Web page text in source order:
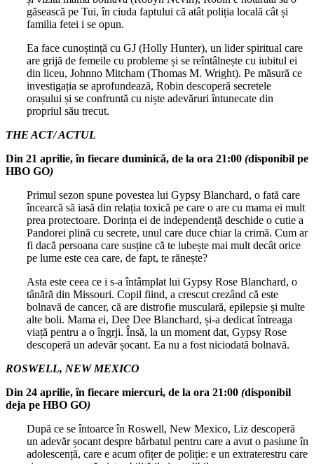
găsească pe Tui, în ciuda faptului că atât poliția locală cât și
familia fetei i se opun.
Ea face cunoștință cu GJ (Holly Hunter), un lider spiritual care
are grijă de femeile cu probleme și se reîntâlnește cu iubitul ei
din liceu, Johnno Mitcham (Thomas M. Wright). Pe măsură ce
investigația se aprofundează, Robin descoperă secretele
orașului și se confruntă cu niște adevăruri întunecate din
propriul său trecut.
THE ACT/ ACTUL
Din 21 aprilie, în fiecare duminică, de la ora 21:00 (disponibil pe
HBO GO)
Primul sezon spune povestea lui Gypsy Blanchard, o fată care
încearcă să iasă din relația toxică pe care o are cu mama ei mult
prea protectoare. Dorința ei de independență deschide o cutie a
Pandorei plină cu secrete, unul care duce chiar la crimă. Cum ar
fi dacă persoana care susține că te iubește mai mult decât orice
pe lume este cea care, de fapt, te rănește?
Asta este ceea ce i s-a întâmplat lui Gypsy Rose Blanchard, o
tânără din Missouri. Copil fiind, a crescut crezând că este
bolnavă de cancer, că are distrofie musculară, epilepsie și multe
alte boli. Mama ei, Dee Dee Blanchard, și-a dedicat întreaga
viață pentru a o îngrji. Însă, la un moment dat, Gypsy Rose
descoperă un adevăr șocant. Ea nu a fost niciodată bolnavă.
ROSWELL, NEW MEXICO
Din 24 aprilie, în fiecare miercuri, de la ora 21:00 (disponibil
deja pe HBO GO)
După ce se întoarce în Roswell, New Mexico, Liz descoperă
un adevăr șocant despre bărbatul pentru care a avut o pasiune în
adolescență, care e acum ofițer de poliție: e un extraterestru care